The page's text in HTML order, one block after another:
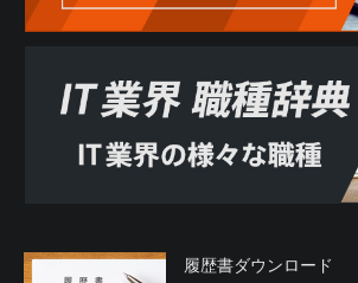
履歴書ダウンロード